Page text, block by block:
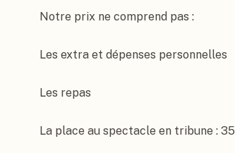
Notre prix ne comprend pas :
Les extra et dépenses personnelles
Les repas
La place au spectacle en tribune : 35